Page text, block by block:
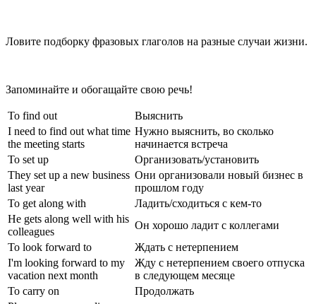
Ловите подборку фразовых глаголов на разные случаи жизни.
Запоминайте и обогащайте свою речь!
To find out
Выяснить
I need to find out what time
the meeting starts
Нужно выяснить, во сколько
начинается встреча
To set up
Организовать/установить
They set up a new business
last year
Они организовали новый бизнес в
прошлом году
To get along with
Ладить/сходиться с кем-то
He gets along well with his
colleagues
Он хорошо ладит с коллегами
To look forward to
Ждать с нетерпением
I'm looking forward to my
vacation next month
Жду с нетерпением своего отпуска
в следующем месяце
To carry on
Продолжать